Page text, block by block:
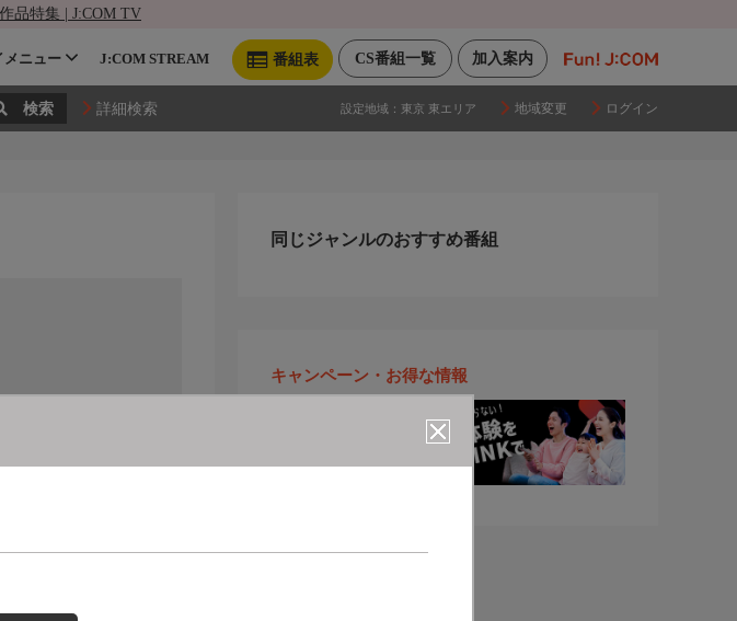
品特集 | J:COM TV
加入案内
CS番組一覧
番組表
メニュー J:COM STREAM
詳細検索 設定地域： 東京 東エリア 地域変更 ログイン
同じジャンルのおすすめ番組
キャンペーン・お得な情報